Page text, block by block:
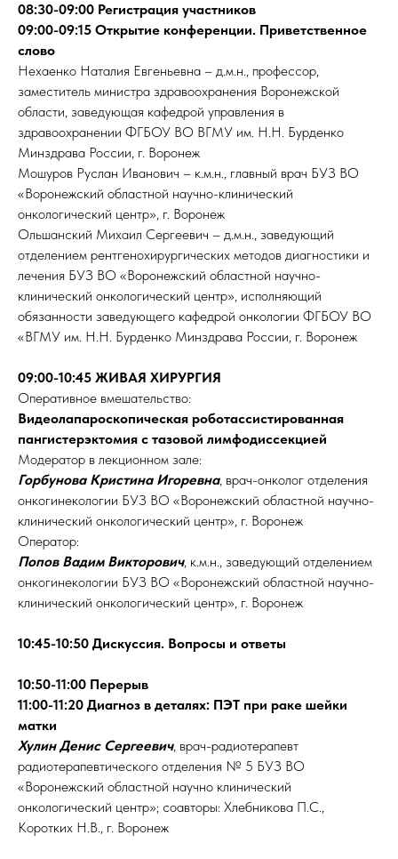
08:30-09:00 Регистрация участников
09:00-09:15 Открытие конференции. Приветственное
слово
Нехаенко Наталия Евгеньевна – д.м.н., профессор,
заместитель министра здравоохранения Воронежской
области, заведующая кафедрой управления в
здравоохранении ФГБОУ ВО ВГМУ им. Н.Н. Бурденко
Минздрава России, г. Воронеж
Мошуров Руслан Иванович – к.м.н., главный врач БУЗ ВО
«Воронежский областной научно-клинический
онкологический центр», г. Воронеж
Ольшанский Михаил Сергеевич – д.м.н., заведующий
отделением рентгенохирургических методов диагностики и
лечения БУЗ ВО «Воронежский областной научно-
клинический онкологический центр», исполняющий
обязанности заведующего кафедрой онкологии ФГБОУ ВО
«ВГМУ им. Н.Н. Бурденко Минздрава России, г. Воронеж
09:00-10:45 ЖИВАЯ ХИРУРГИЯ
Оперативное вмешательство:
Видеолапароскопическая роботассистированная
пангистерэктомия с тазовой лимфодиссекцией
Модератор в лекционном зале:
Горбунова Кристина Игоревна, врач-онколог отделения
онкогинекологии БУЗ ВО «Воронежский областной научно-
клинический онкологический центр», г. Воронеж
Оператор:
Попов Вадим Викторович, к.м.н., заведующий отделением
онкогинекологии БУЗ ВО «Воронежский областной научно-
клинический онкологический центр», г. Воронеж
10:45-10:50 Дискуссия. Вопросы и ответы
10:50-11:00 Перерыв
11:00-11:20 Диагноз в деталях: ПЭТ при раке шейки
матки
Хулин Денис Сергеевич, врач-радиотерапевт
радиотерапевтического отделения № 5 БУЗ ВО
«Воронежский областной научно клинический
онкологический центр»; соавторы: Хлебникова П.С.,
Коротких Н.В., г. Воронеж